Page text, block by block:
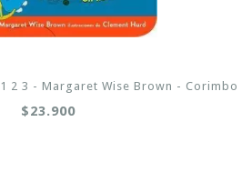
1 2 3 - Margaret Wise Brown - Corimbo
$23.900